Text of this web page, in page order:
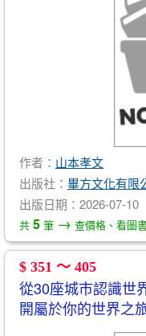
作者： 山本孝文
出版社： 畢方文化有限
出版日期：2026-07-10
共 5 筆 → 查價格、看圖
$ 351 ～ 405
從30座城市認識世
開屬於你的世界之